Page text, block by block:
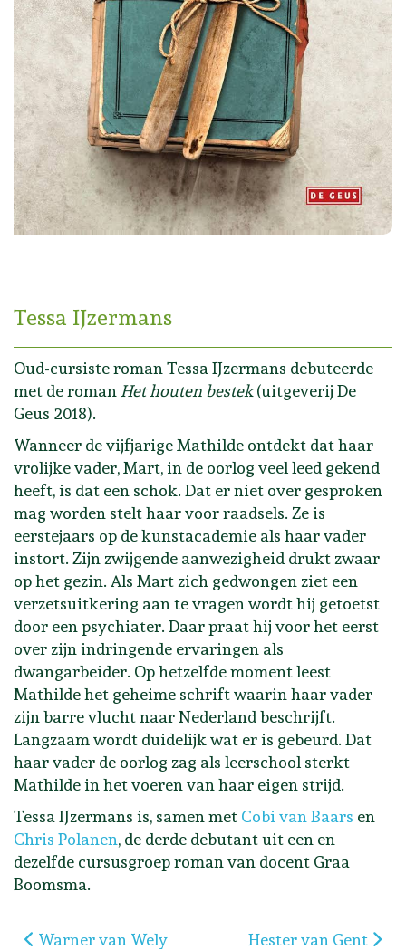
Tessa IJzermans
Oud-cursiste roman Tessa IJzermans debuteerde
met de roman Het houten bestek(uitgeverij De
Geus 2018).
Wanneer de vijfjarige Mathilde ontdekt dat haar
vrolijke vader, Mart, in de oorlog veel leed gekend
heeft, is dat een schok. Dat er niet over gesproken
mag worden stelt haar voor raadsels. Ze is
eerstejaars op de kunstacademie als haar vader
instort. Zijn zwijgende aanwezigheid drukt zwaar
op het gezin. Als Mart zich gedwongen ziet een
verzetsuitkering aan te vragen wordt hij getoetst
door een psychiater. Daar praat hij voor het eerst
over zijn indringende ervaringen als
dwangarbeider. Op hetzelfde moment leest
Mathilde het geheime schrift waarin haar vader
zijn barre vlucht naar Nederland beschrijft.
Langzaam wordt duidelijk wat er is gebeurd. Dat
haar vader de oorlog zag als leerschool sterkt
Mathilde in het voeren van haar eigen strijd.
Tessa IJzermans is, samen met Cobi van Baars en
Chris Polanen, de derde debutant uit een en
dezelfde cursusgroep roman van docent Graa
Boomsma.
Vorig artikel: Warner van Wely
Warner van Wely Volgende artikel:
Hester van Gent